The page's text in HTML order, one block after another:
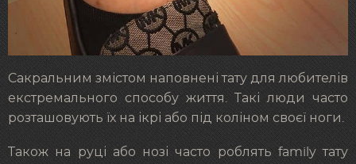
Сакральним змістом наповнені тату для любителів
екстремального способу життя. Такі люди часто
розташовують їх на ікрі або під коліном своєї ноги.
Також на руці або нозі часто роблять family тату